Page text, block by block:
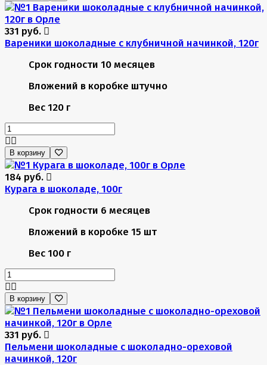
331 руб.
Вареники шоколадные с клубничной начинкой, 120г
Срок годности 10 месяцев
Вложений в коробке штучно
Вес 120 г
В корзину
184 руб.
Курага в шоколаде, 100г
Срок годности 6 месяцев
Вложений в коробке 15 шт
Вес 100 г
В корзину
331 руб.
Пельмени шоколадные с шоколадно-ореховой
начинкой, 120г